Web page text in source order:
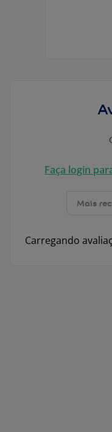
Faça login
Mais
Carregando